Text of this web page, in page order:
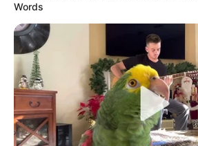
Tarantino Wants To End His
Words